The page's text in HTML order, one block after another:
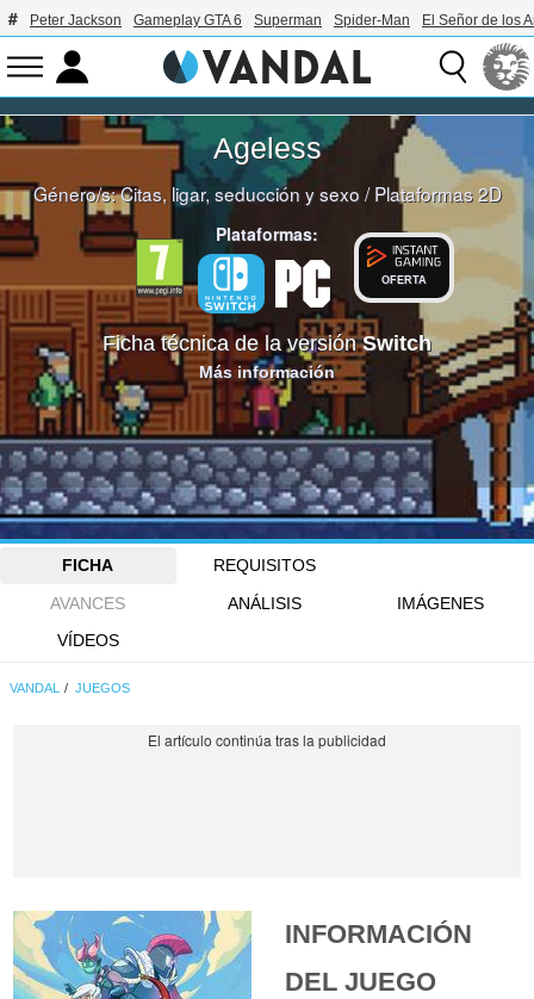
Peter Jackson Gameplay GTA 6 Superman Spider-Man El Señor de los
Ageless
Género/s:Citas, ligar, seducción y sexo /Plataformas 2D
Plataformas:
OFERTA
Ficha técnica de la versiónSwitch
Más información
FICHA
REQUISITOS
AVANCES
ANÁLISIS
IMÁGENES
VÍDEOS
VANDAL JUEGOS
INFORMACIÓN
DEL JUEGO